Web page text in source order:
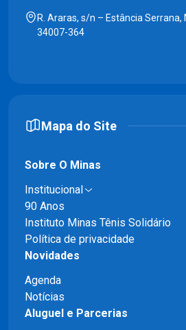
R. Araras, s/n – Estância Serrana,
34007-364
Mapa do Site
Sobre O Minas
Institucional
90 Anos
Instituto Minas Tênis Solidário
Política de privacidade
Novidades
Agenda
Notícias
Aluguel e Parcerias